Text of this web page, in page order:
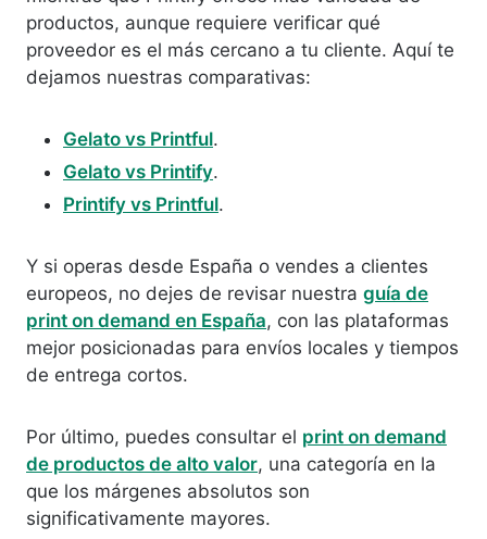
productos, aunque requiere verificar qué
proveedor es el más cercano a tu cliente. Aquí te
dejamos nuestras comparativas:
Gelato vs Printful.
Gelato vs Printify.
Printify vs Printful.
Y si operas desde España o vendes a clientes
europeos, no dejes de revisar nuestra guía de
print on demand en España, con las plataformas
mejor posicionadas para envíos locales y tiempos
de entrega cortos.
Por último, puedes consultar el print on demand
de productos de alto valor, una categoría en la
que los márgenes absolutos son
significativamente mayores.